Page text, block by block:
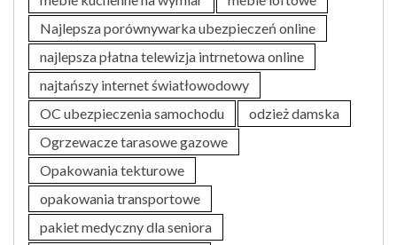
Najlepsza porównywarka ubezpieczeń online
najlepsza płatna telewizja intrnetowa online
najtańszy internet światłowodowy
OC ubezpieczenia samochodu
odzież damska
Ogrzewacze tarasowe gazowe
Opakowania tekturowe
opakowania transportowe
pakiet medyczny dla seniora